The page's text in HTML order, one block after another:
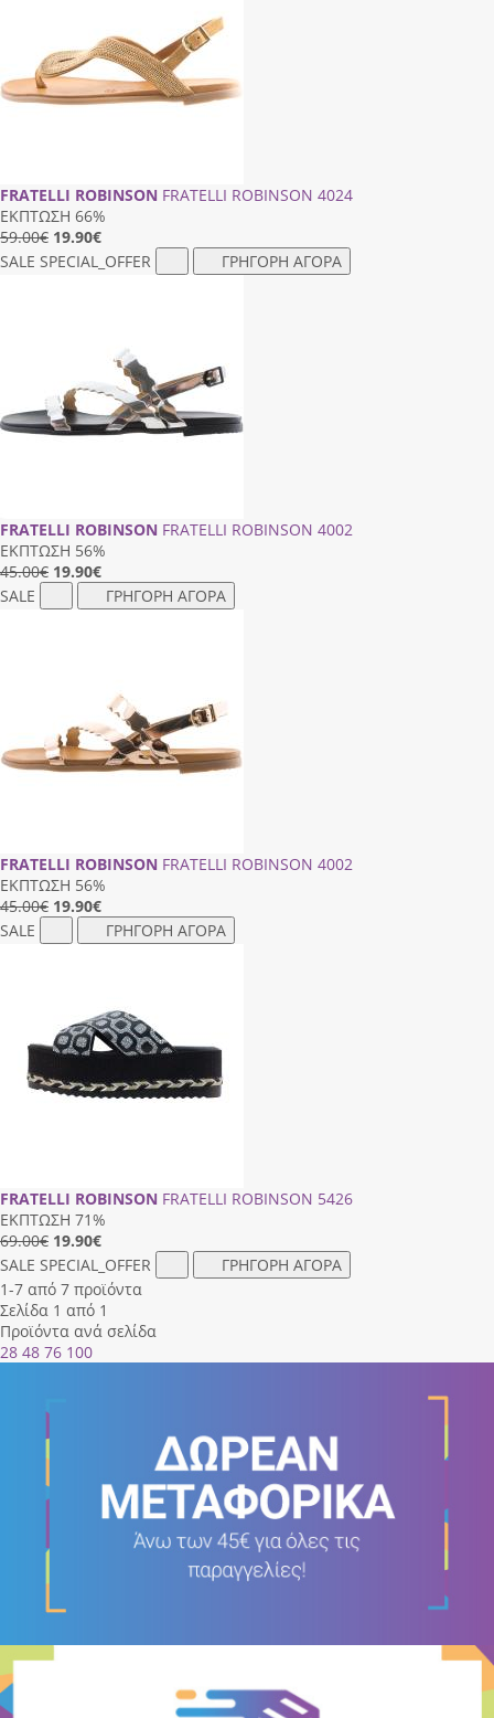
FRATELLI ROBINSON FRATELLI ROBINSON 4024
ΕΚΠΤΩΣΗ 66%
59.00€ 19.90€
SALE SPECIAL_OFFER ΓΡΗΓΟΡΗ ΑΓΟΡΑ
FRATELLI ROBINSON FRATELLI ROBINSON 4002
ΕΚΠΤΩΣΗ 56%
45.00€ 19.90€
SALE
ΓΡΗΓΟΡΗ ΑΓΟΡΑ
FRATELLI ROBINSON FRATELLI ROBINSON 4002
ΕΚΠΤΩΣΗ 56%
45.00€ 19.90€
SALE
ΓΡΗΓΟΡΗ ΑΓΟΡΑ
FRATELLI ROBINSON FRATELLI ROBINSON 5426
ΕΚΠΤΩΣΗ 71%
69.00€ 19.90€
SALE SPECIAL_OFFER
ΓΡΗΓΟΡΗ ΑΓΟΡΑ
1-7 από 7 προϊόντα
Σελίδα 1 από 1
Προϊόντα ανά σελίδα
28 48 76 100